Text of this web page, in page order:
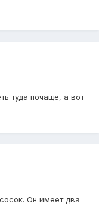
туда почаще, а вот
Он имеет два